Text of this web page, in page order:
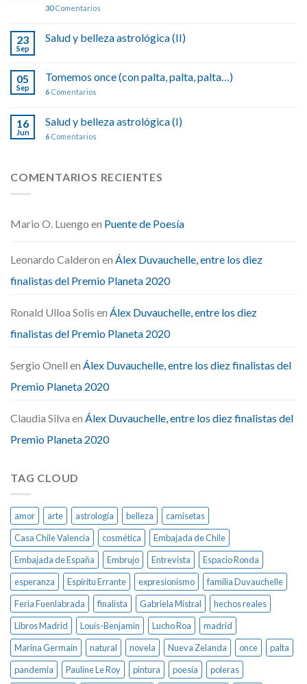
30Comentarios
23
Sep
Salud y belleza astrológica (II)
05
Sep
Tomemos once (con palta, palta, palta…)
6 Comentarios
16
Jun
Salud y belleza astrológica (I)
6 Comentarios
COMENTARIOS RECIENTES
Mario O. Luengo en Puente de Poesía
Leonardo Calderon en Álex Duvauchelle, entre los diez
finalistas del Premio Planeta 2020
Ronald Ulloa Solis en Álex Duvauchelle, entre los diez
finalistas del Premio Planeta 2020
Sergio Onell en Álex Duvauchelle, entre los diez finalistas del
Premio Planeta 2020
Claudia Silva en Álex Duvauchelle, entre los diez finalistas del
Premio Planeta 2020
TAG CLOUD
amor arte astrología belleza
camisetas
Casa Chile Valencia
cosmética
Embajada de Chile
Embajada de España
Embrujo Entrevista
Espacio Ronda
esperanza
Espíritu Errante expresionismo
familia Duvauchelle
Feria Fuenlabrada
finalista Gabriela Mistral
hechos reales
Libros Madrid
Louis-Benjamin Lucho Roa
madrid
Marina Germain
natural novela Nueva Zelanda once
palta
pandemia
Pauline Le Roy pintura poesía poleras